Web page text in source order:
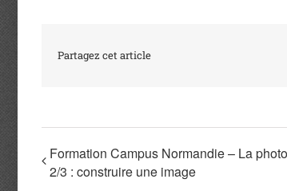
Partagez cet article
Formation Campus Normandie – La
2/3 : construire une image